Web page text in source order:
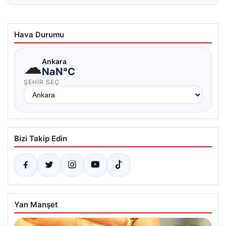
Hava Durumu
☁Ankara
NaN°C
ŞEHIR SEÇ
Bizi Takip Edin
Yan Manşet